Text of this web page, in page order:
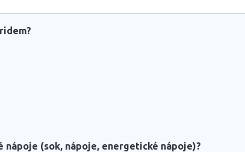
nápoje (sok, nápoje, energetické nápoje)?